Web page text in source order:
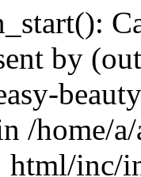
by
/home/
inc/